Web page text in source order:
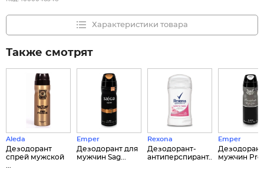
Характеристики товара
Также смотрят
Aleda
Дезодорант
спрей мужской
Emper
Дезодорант для
мужчин Sag...
Rexona
Дезодорант-
антиперспирант...
Emper
мужчин